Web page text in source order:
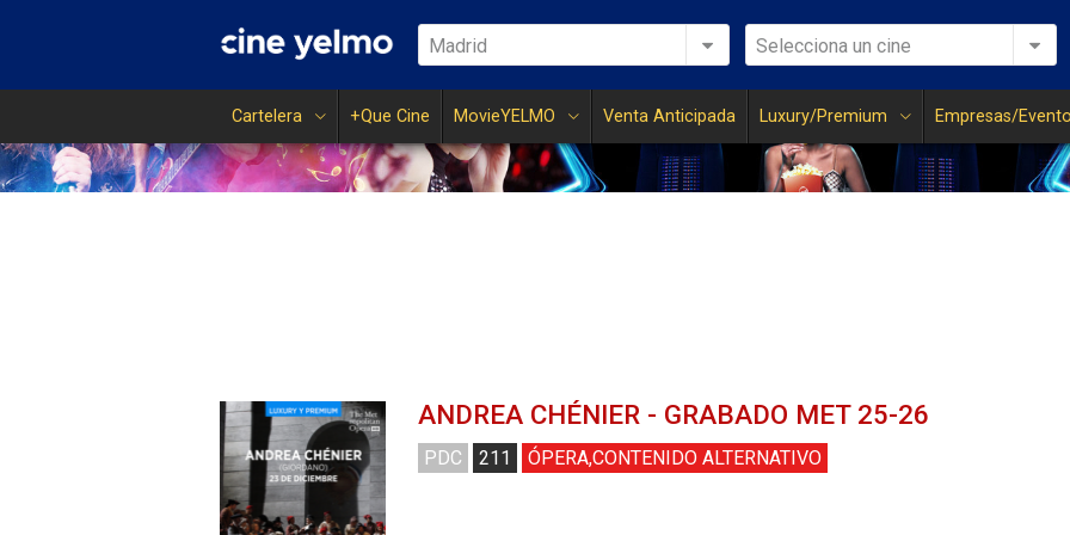
Madrid Selecciona un cine
Cartelera +Que Cine MovieYELMO Venta Anticipada Luxury/Premium Empresas/
ANDREA CHÉNIER - GRABADO MET 25-26
PDC 211 ÓPERA,CONTENIDO ALTERNATIVO